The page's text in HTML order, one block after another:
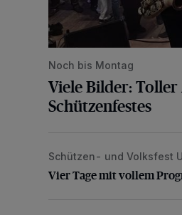
Noch bis Montag
Viele Bilder:
Schützenfestes
Vier Tage mit vollem
Schützen- und Volksfest
Vier Tage mit vollem